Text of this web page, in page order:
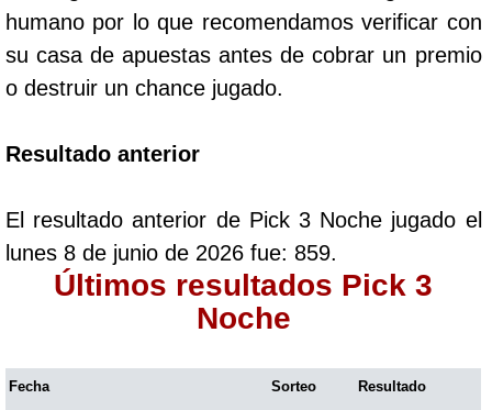
Fantástica Noche
Paisita Día
Paisita Noche
humano por lo que recomendamos verificar con
su casa de apuestas antes de cobrar un premio
o destruir un chance jugado.
Resultado anterior
El resultado anterior de Pick 3 Noche jugado el
lunes 8 de junio de 2026 fue: 859.
Últimos resultados Pick 3
Noche
Fecha Sorteo Resultado